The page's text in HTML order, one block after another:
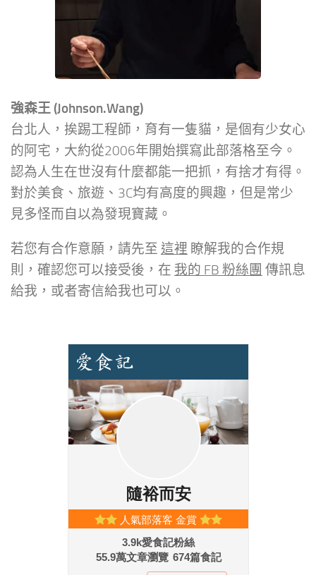
強森王 (Johnson.Wang)
台北人，挨踢工程師，育有一隻貓，是個有少女心
的阿宅，大約從2006年開始撰寫此部落格至今。
認為人生在世沒有什麼都能一把抓，有捨才有得。
對於美食、旅遊、3C均有高度的興趣，但是常少
見多怪而自以為發現寶藏。
若您有合作意願，請先至 這裡 瞭解我的合作規
則，確認您可以接受後，在 我的 FB 粉絲團 傳訊息
給我，或者寄信給我也可以。